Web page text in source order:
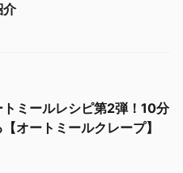
介
トミールレシピ第2弾！10分
オートミールクレープ】